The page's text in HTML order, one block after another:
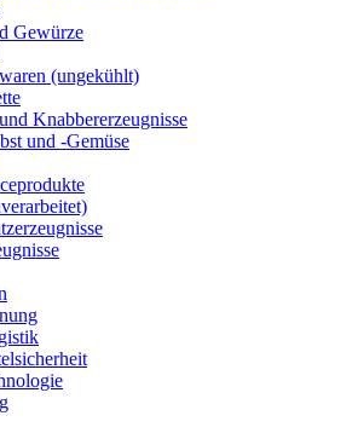
Gewürze
(ungekühlt)
Knabbererzeugnisse
und -Gemüse